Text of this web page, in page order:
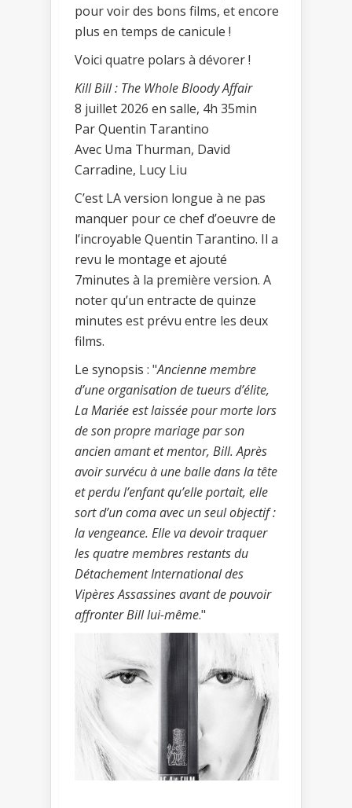
pour voir des bons films, et encore
plus en temps de canicule !
Voici quatre polars à dévorer !
Kill Bill : The Whole Bloody Affair
8 juillet 2026 en salle, 4h 35min
Par Quentin Tarantino
Avec Uma Thurman, David
Carradine, Lucy Liu
C’est LA version longue à ne pas
manquer pour ce chef d’oeuvre de
l’incroyable Quentin Tarantino. Il a
revu le montage et ajouté
7minutes à la première version. A
noter qu’un entracte de quinze
minutes est prévu entre les deux
films.
Le synopsis : "Ancienne membre
d’une organisation de tueurs d’élite,
La Mariée est laissée pour morte lors
de son propre mariage par son
ancien amant et mentor, Bill. Après
avoir survécu à une balle dans la tête
et perdu l’enfant qu’elle portait, elle
sort d’un coma avec un seul objectif :
la vengeance. Elle va devoir traquer
les quatre membres restants du
Détachement International des
Vipères Assassines avant de pouvoir
affronter Bill lui-même."